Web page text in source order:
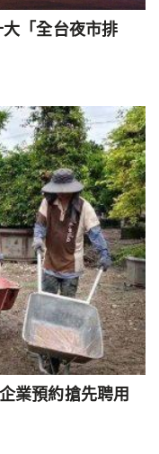
「全台夜市排
業預約搶先聘用